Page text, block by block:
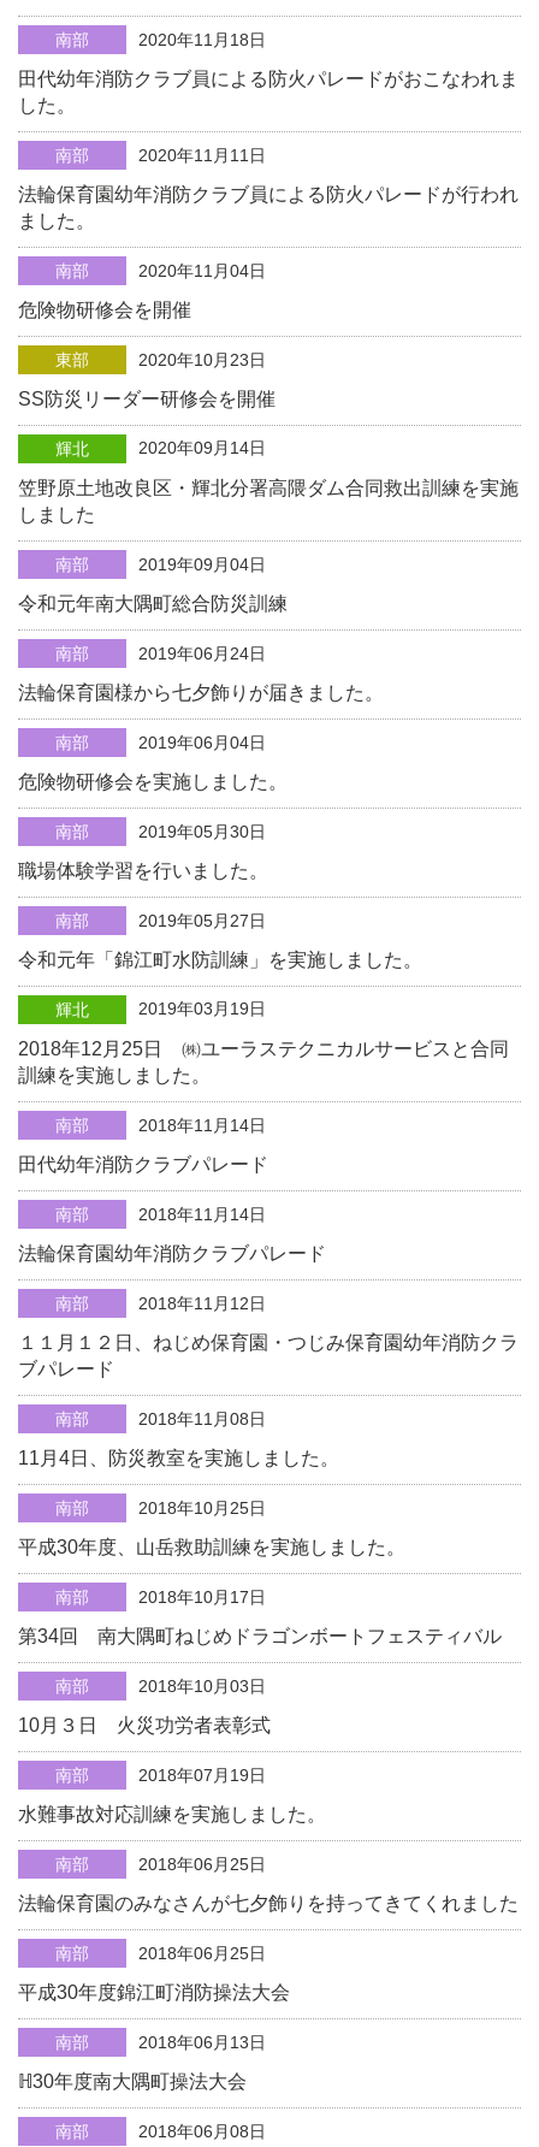
南部 2020年11月18日
田代幼年消防クラブ員による防火パレードがおこなわれま
した。
南部 2020年11月11日
法輪保育園幼年消防クラブ員による防火パレードが行われ
ました。
南部 2020年11月04日
危険物研修会を開催
東部 2020年10月23日
SS防災リーダー研修会を開催
輝北 2020年09月14日
笠野原土地改良区・輝北分署高隈ダム合同救出訓練を実施
しました
南部 2019年09月04日
令和元年南大隅町総合防災訓練
南部 2019年06月24日
法輪保育園様から七夕飾りが届きました。
南部 2019年06月04日
危険物研修会を実施しました。
南部 2019年05月30日
職場体験学習を行いました。
南部 2019年05月27日
令和元年「錦江町水防訓練」を実施しました。
輝北 2019年03月19日
2018年12月25日 ㈱ユーラステクニカルサービスと合同
訓練を実施しました。
南部 2018年11月14日
田代幼年消防クラブパレード
南部 2018年11月14日
法輪保育園幼年消防クラブパレード
南部 2018年11月12日
１１月１２日、ねじめ保育園・つじみ保育園幼年消防クラ
ブパレード
南部 2018年11月08日
11月4日、防災教室を実施しました。
南部 2018年10月25日
平成30年度、山岳救助訓練を実施しました。
南部 2018年10月17日
第34回 南大隅町ねじめドラゴンボートフェスティバル
南部 2018年10月03日
10月３日 火災功労者表彰式
南部 2018年07月19日
水難事故対応訓練を実施しました。
南部 2018年06月25日
法輪保育園のみなさんが七夕飾りを持ってきてくれました
南部 2018年06月25日
平成30年度錦江町消防操法大会
南部 2018年06月13日
ℍ30年度南大隅町操法大会
南部 2018年06月08日